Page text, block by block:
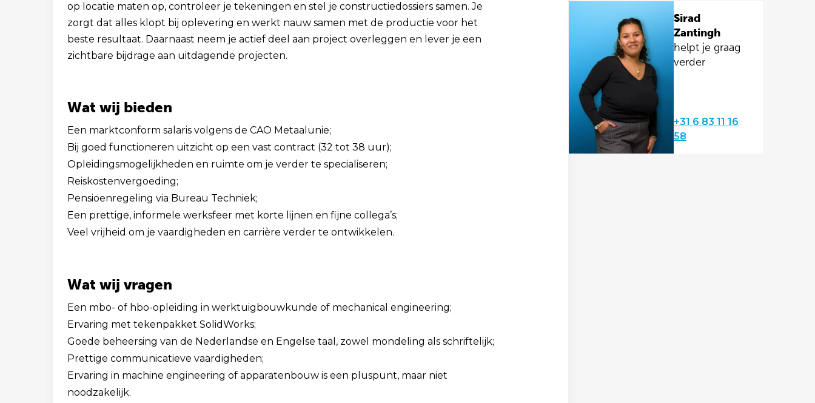
op locatie maten op, controleer je tekeningen en stel je constructiedossiers samen. Je
zorgt dat alles klopt bij oplevering en werkt nauw samen met de productie voor het
beste resultaat. Daarnaast neem je actief deel aan project overleggen en lever je een
zichtbare bijdrage aan uitdagende projecten.
Wat wij bieden
Een marktconform salaris volgens de CAO Metaalunie;
Bij goed functioneren uitzicht op een vast contract (32 tot 38 uur);
Opleidingsmogelijkheden en ruimte om je verder te specialiseren;
Reiskostenvergoeding;
Pensioenregeling via Bureau Techniek;
Een prettige, informele werksfeer met korte lijnen en fijne collega’s;
Veel vrijheid om je vaardigheden en carrière verder te ontwikkelen.
Wat wij vragen
Een mbo- of hbo-opleiding in werktuigbouwkunde of mechanical engineering;
Ervaring met tekenpakket SolidWorks;
Goede beheersing van de Nederlandse en Engelse taal, zowel mondeling als schriftelijk;
Prettige communicatieve vaardigheden;
Ervaring in machine engineering of apparatenbouw is een pluspunt, maar niet
noodzakelijk.
Sirad
Zantingh
helpt je graag
verder
+31 6 83 11 16
58